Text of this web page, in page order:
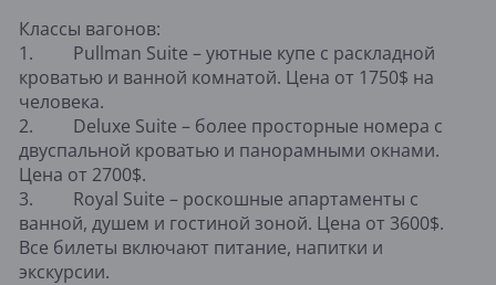
Классы вагонов:
1. Pullman Suite – уютные купе с раскладной
кроватью и ванной комнатой. Цена от 1750$ на
человека.
2. Deluxe Suite – более просторные номера с
двуспальной кроватью и панорамными окнами.
Цена от 2700$.
3. Royal Suite – роскошные апартаменты с
ванной, душем и гостиной зоной. Цена от 3600$.
Все билеты включают питание, напитки и
экскурсии.